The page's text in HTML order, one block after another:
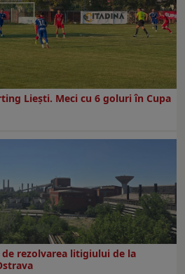
Liești. Meci cu 6 goluri în Cupa
rezolvarea litigiului de la